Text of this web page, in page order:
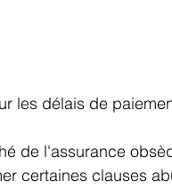
les délais de
de l'assurance
certaines clauses